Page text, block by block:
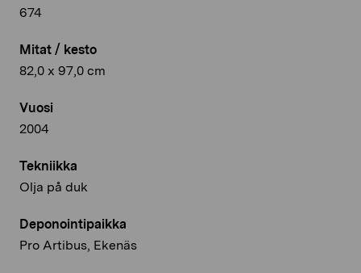
674
Mitat / kesto
82,0 x 97,0 cm
Vuosi
2004
Tekniikka
Olja på duk
Deponointipaikka
Pro Artibus, Ekenäs